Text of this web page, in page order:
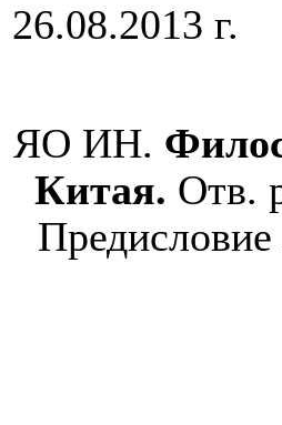
26.08.2013 г.
ЯО ИН.
Китая. Отв.
Предисловие